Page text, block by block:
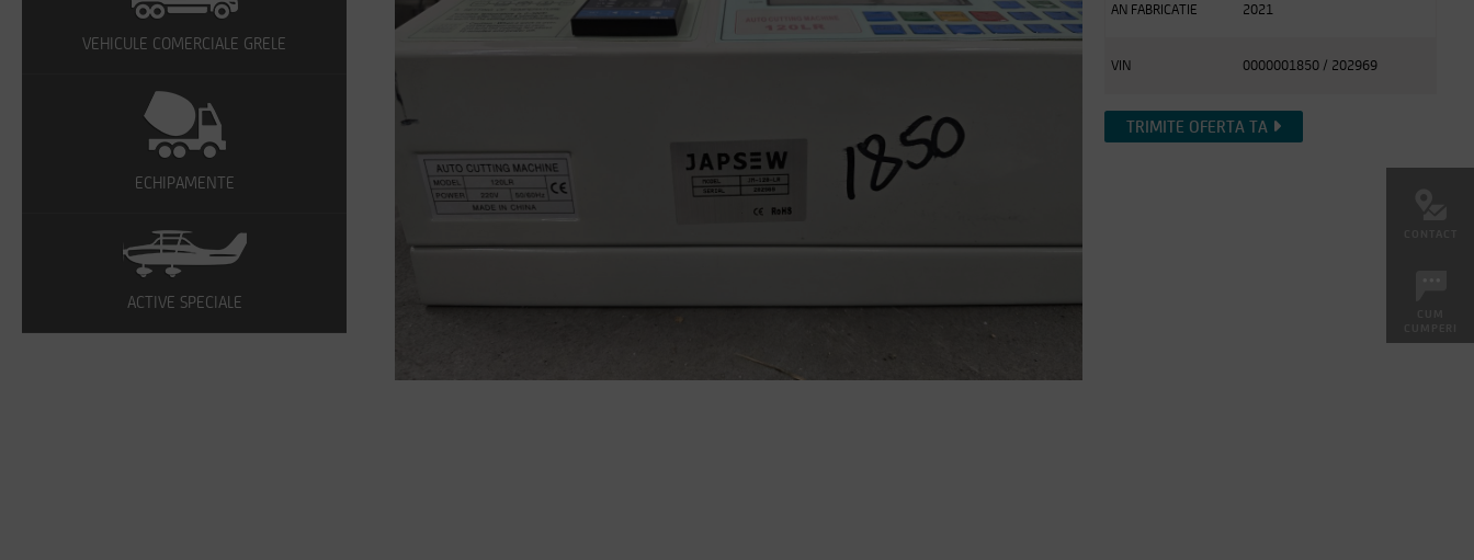
VEHICULE COMERCIALE GRELE
ECHIPAMENTE
ACTIVE SPECIALE
AN FABRICATIE 2021
VIN 0000001850 / 202969
TRIMITE OFERTA TA